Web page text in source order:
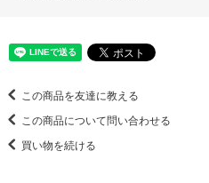
この商品を友達に教える
この商品について問い合わせる
買い物を続ける